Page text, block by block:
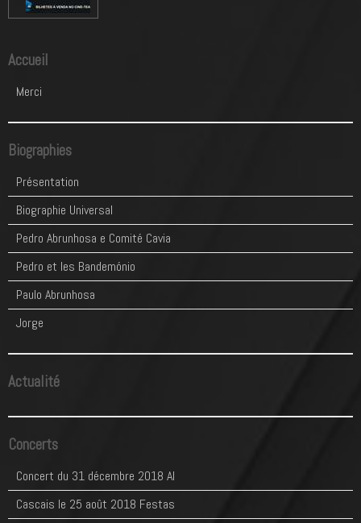
Accueil
Merci
Biographies
Présentation
Biographie Universal
Pedro Abrunhosa e Comité Cavia
Pedro et les Bandemónio
Paulo Abrunhosa
Jorge
Actualité
Concerts
Concert du 31 décembre 2018 Al
Cascais le 25 août 2018 Festas